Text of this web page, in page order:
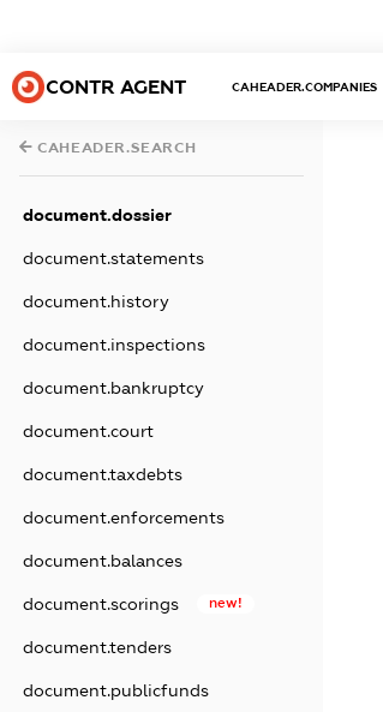
CONTR AGENT CAHEADER.COMPANIES
CAHEADER.SEARCH
document.dossier
document.statements
document.history
document.inspections
document.bankruptcy
document.court
document.taxdebts
document.enforcements
document.balances
document.scorings new!
document.tenders
document.publicfunds